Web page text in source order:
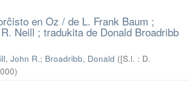
en Oz / de L. Frank Baum ;
Neill ; tradukita de Donald Broadribb
John R.; Broadribb, Donald ([S.l. : D.
)